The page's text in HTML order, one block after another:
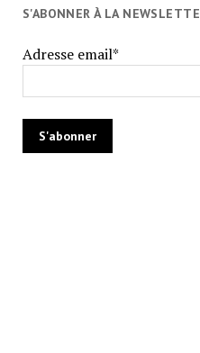
S'ABONNER À LA
Adresse email*